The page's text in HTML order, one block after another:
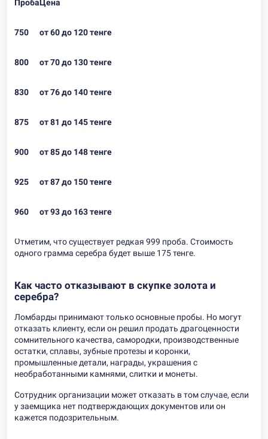
ПробаЦена
750 от 60 до 120 тенге
800 от 70 до 130 тенге
830 от 76 до 140 тенге
875 от 81 до 145 тенге
900 от 85 до 148 тенге
925 от 87 до 150 тенге
960 от 93 до 163 тенге
Отметим, что существует редкая 999 проба. Стоимость
одного грамма серебра будет выше 175 тенге.
Как часто отказывают в скупке золота и
серебра?
Ломбарды принимают только основные пробы. Но могут
отказать клиенту, если он решил продать драгоценности
сомнительного качества, самородки, производственные
остатки, сплавы, зубные протезы и коронки,
промышленные детали, награды, украшения с
необработанными камнями, слитки и монеты.
Сотрудник организации может отказать в том случае, если
у заемщика нет подтверждающих документов или он
кажется подозрительным.